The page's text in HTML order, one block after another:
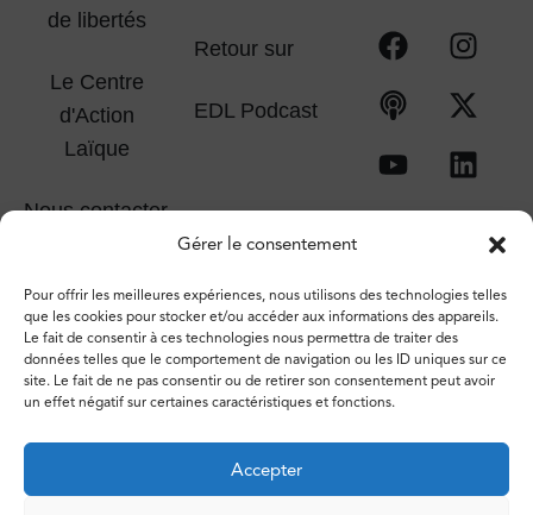
Gérer le consentement
Pour offrir les meilleures expériences, nous utilisons des technologies telles
que les cookies pour stocker et/ou accéder aux informations des appareils.
Le fait de consentir à ces technologies nous permettra de traiter des
données telles que le comportement de navigation ou les ID uniques sur ce
site. Le fait de ne pas consentir ou de retirer son consentement peut avoir
un effet négatif sur certaines caractéristiques et fonctions.
Accepter
de libertés
Le Centre
d'Action
Laïque
Nous contacter
Retour sur
EDL Podcast